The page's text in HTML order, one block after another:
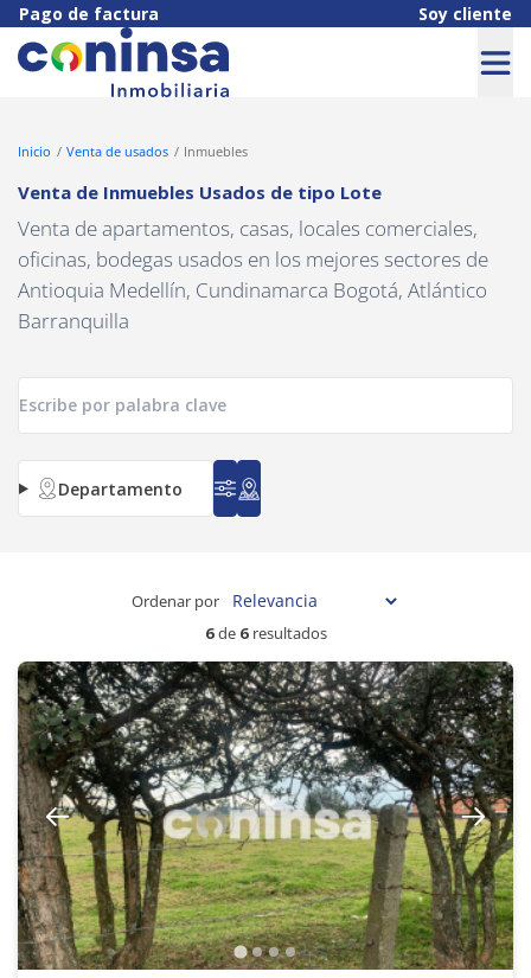
Pago de factura Soy cliente
Inicio Venta de usados Inmuebles
Venta de Inmuebles Usados de tipo Lote
Venta de apartamentos, casas, locales comerciales,
oficinas, bodegas usados en los mejores sectores de
Antioquia Medellín, Cundinamarca Bogotá, Atlántico
Barranquilla
Departamento
6de 6resultados
Ordenar por
Navigated to Venta de Inmuebles Usados de tipo Lote